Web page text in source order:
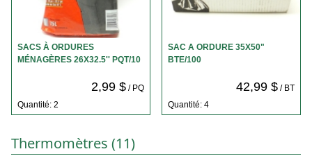
SACS À ORDURES
MÉNAGÈRES 26X32.5'' PQT/10
2,99 $/ PQ
Quantité: 2
SAC A ORDURE 35X50"
BTE/100
42,99 $/ BT
Quantité: 4
Thermomètres (11)